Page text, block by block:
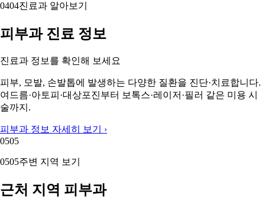
0404진료과 알아보기
피부과 진료 정보
진료과 정보를 확인해 보세요
피부, 모발, 손발톱에 발생하는 다양한 질환을 진단·치료합니다.
여드름·아토피·대상포진부터 보톡스·레이저·필러 같은 미용 시
술까지.
피부과 정보 자세히 보기 ›
0505
0505주변 지역 보기
근처 지역 피부과